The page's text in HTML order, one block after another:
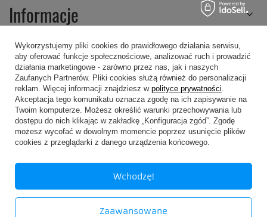
Informacje
Regulaminy
607 605 505 kropa@kropa.pl
W sklepie prezentujemy ceny brutto (z VAT).
Wykorzystujemy pliki cookies do prawidłowego działania serwisu,
aby oferować funkcje społecznościowe, analizować ruch i prowadzić
działania marketingowe - zarówno przez nas, jak i naszych
Zaufanych Partnerów. Pliki cookies służą również do personalizacji
reklam. Więcej informacji znajdziesz w polityce prywatności.
Akceptacja tego komunikatu oznacza zgodę na ich zapisywanie na
Twoim komputerze. Możesz określić warunki przechowywania lub
dostępu do nich klikając w zakładkę „Konfiguracja zgód”. Zgodę
możesz wycofać w dowolnym momencie poprzez usunięcie plików
cookies z przeglądarki z danego urządzenia końcowego.
Zaawansowane
Wchodzę!